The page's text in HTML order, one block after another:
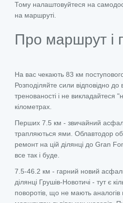
Тому налаштовуйтеся на
на маршруті.
Про маршрут і
На вас чекають 83 км
Розподіляйте сили відповідно до
тренованості і не викладайтеся
кілометрах.
Перших 7.5 км - звичайний
трапляються ями. Облавтодор
ремонт на цій ділянці до Gran
все так і буде.
7.5-46.2 км - гарний новий
ділянці Грушів-Новотичі - тут є
поворотів, що не мають